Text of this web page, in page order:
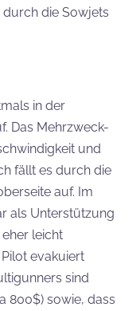
die Sowjets
in der
Das Mehrzweck-
und
fällt es durch die
auf. Im
als Unterstützung
leicht
evakuiert
sind
800$) sowie, dass